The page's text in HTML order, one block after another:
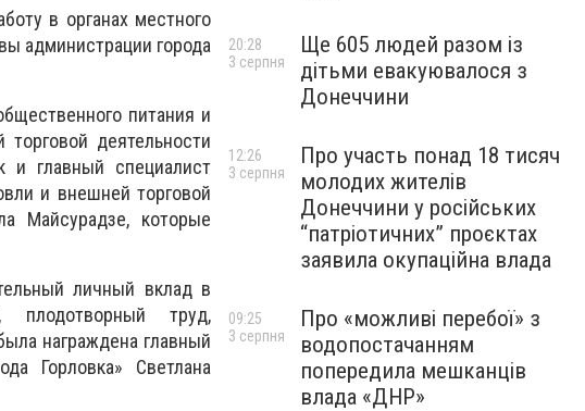
в органах местного
администрации города
питания и
деятельности
и главный специалист
и внешней торговой
Майсурадзе, которые
личный вклад в
плодотворный труд,
награждена главный
Горловка» Светлана
Ще 605 людей разом із
дітьми евакуювалося з
Донеччини
20:28
3 серпня
Про участь понад 18 тисяч
молодих жителів
Донеччини у російських
“патріотичних” проєктах
заявила окупаційна влада
12:26
3 серпня
Про «можливі перебої» з
водопостачанням
попередила мешканців
влада «ДНР»
09:25
3 серпня